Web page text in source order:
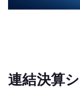
連結決算